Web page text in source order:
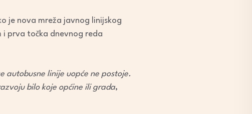
je nova mreža javnog linijskog
i prva točka dnevnog reda
autobusne linije uopće ne postoje.
bilo koje općine ili grada,